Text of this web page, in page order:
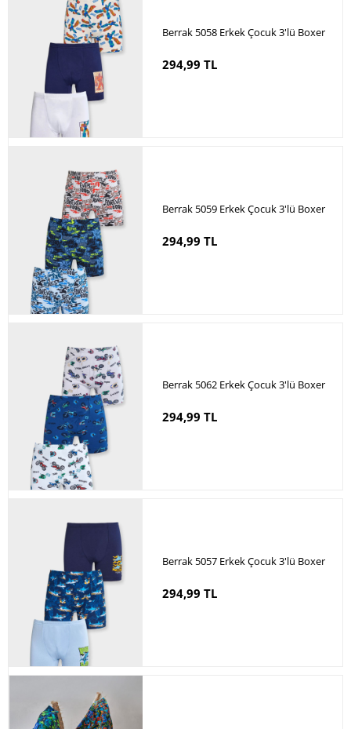
Berrak 5058 Erkek Çocuk 3'lü Boxer
294,99 TL
Berrak 5059 Erkek Çocuk 3'lü Boxer
294,99 TL
Berrak 5062 Erkek Çocuk 3'lü Boxer
294,99 TL
Berrak 5057 Erkek Çocuk 3'lü Boxer
294,99 TL